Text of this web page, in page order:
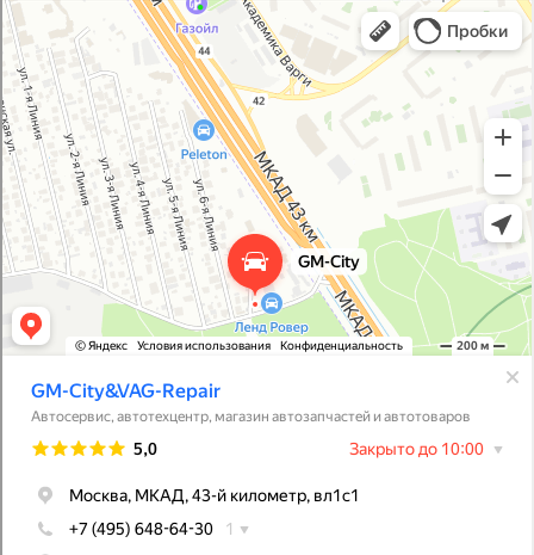
GM-City&VAG-Repair
Автосервис, автотехцентр в Москве
Магазин автозапчастей и автотоваров в Москве